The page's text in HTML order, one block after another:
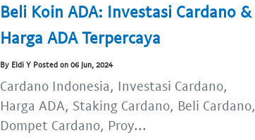
Beli Koin ADA: Investasi Cardano &
Harga ADA Terpercaya
By Eldi Y Posted on 06 Jun, 2024
Cardano Indonesia, Investasi Cardano,
Harga ADA, Staking Cardano, Beli Cardano,
Dompet Cardano, Proy...